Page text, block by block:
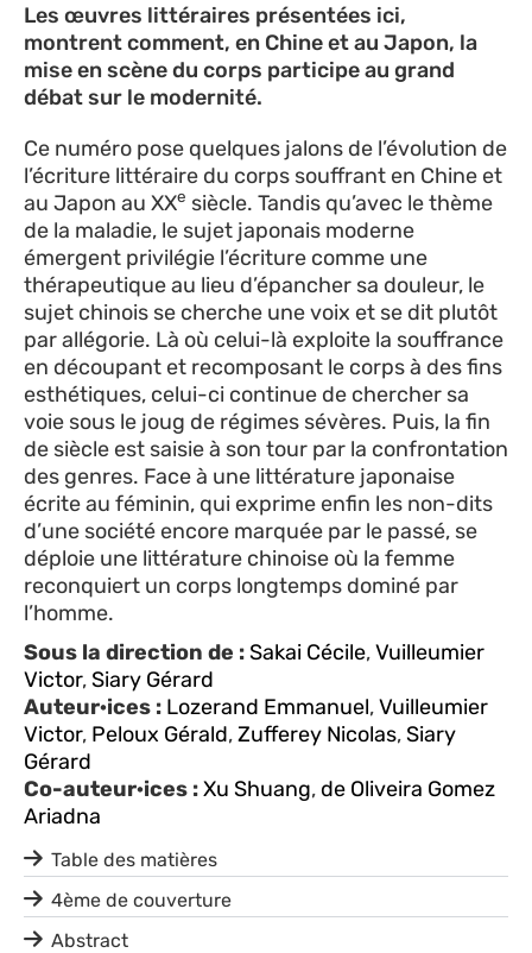
Les œuvres littéraires présentées ici,
montrent comment, en Chine et au Japon, la
mise en scène du corps participe au grand
débat sur le modernité.
Ce numéro pose quelques jalons de l’évolution de
l’écriture littéraire du corps souffrant en Chine et
au Japon au XXe siècle. Tandis qu’avec le thème
de la maladie, le sujet japonais moderne
émergent privilégie l’écriture comme une
thérapeutique au lieu d’épancher sa douleur, le
sujet chinois se cherche une voix et se dit plutôt
par allégorie. Là où celui-là exploite la souffrance
en découpant et recomposant le corps à des fins
esthétiques, celui-ci continue de chercher sa
voie sous le joug de régimes sévères. Puis, la fin
de siècle est saisie à son tour par la confrontation
des genres. Face à une littérature japonaise
écrite au féminin, qui exprime enfin les non-dits
d’une société encore marquée par le passé, se
déploie une littérature chinoise où la femme
reconquiert un corps longtemps dominé par
l’homme.
Sous la direction de :Sakai Cécile,Vuilleumier
Victor,Siary Gérard
Auteur·ices : Lozerand Emmanuel,Vuilleumier
Victor, Peloux Gérald,Zufferey Nicolas,Siary
Gérard
Co-auteur·ices :Xu Shuang,de Oliveira Gomez
Ariadna
Table des matières
4ème de couverture
Abstract